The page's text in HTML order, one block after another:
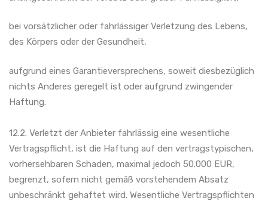
bei vorsätzlicher oder fahrlässiger Verletzung des Lebens,
des Körpers oder der Gesundheit,
aufgrund eines Garantieversprechens, soweit diesbezüglich
nichts Anderes geregelt ist oder aufgrund zwingender
Haftung.
12.2. Verletzt der Anbieter fahrlässig eine wesentliche
Vertragspflicht, ist die Haftung auf den vertragstypischen,
vorhersehbaren Schaden, maximal jedoch 50.000 EUR,
begrenzt, sofern nicht gemäß vorstehendem Absatz
unbeschränkt gehaftet wird. Wesentliche Vertragspflichten